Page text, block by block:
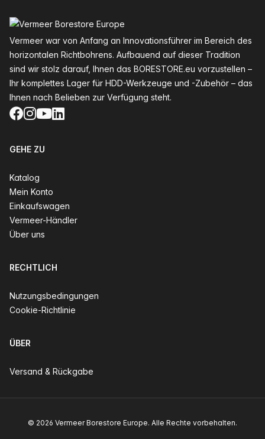
Vermeer war von Anfang an Innovationsführer im Bereich des
horizontalen Richtbohrens. Aufbauend auf dieser Tradition
sind wir stolz darauf, Ihnen das BORESTORE.eu vorzustellen –
Ihr komplettes Lager für HDD-Werkzeuge und -Zubehör – das
Ihnen nach Belieben zur Verfügung steht.
Facebook
Instagram
YouTube
LinkedIn
GEHE ZU
Katalog
Mein Konto
Einkaufswagen
Vermeer-Händler
Über uns
RECHTLICH
Nutzungsbedingungen
Cookie-Richtlinie
ÜBER
Versand & Rückgabe
© 2026 Vermeer Borestore Europe. Alle Rechte vorbehalten.